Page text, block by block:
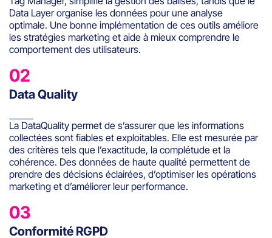
Data Layer organise les données pour une analyse
optimale. Une bonne implémentation de ces outils améliore
les stratégies marketing et aide à mieux comprendre le
comportement des utilisateurs.
02
Data Quality
La DataQuality permet de s’assurer que les informations
collectées sont fiables et exploitables. Elle est mesurée par
des critères tels que l’exactitude, la complétude et la
cohérence. Des données de haute qualité permettent de
prendre des décisions éclairées, d’optimiser les opérations
marketing et d’améliorer leur performance.
03
Conformité RGPD